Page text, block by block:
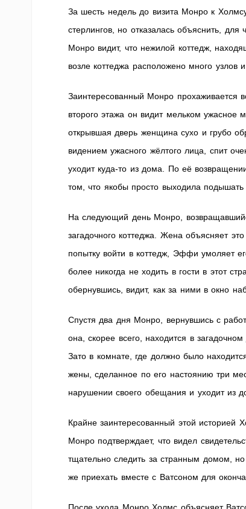
За шесть недель до визита Монро к
стерлингов, но отказалась объяснить,
Монро видит, что нежилой коттедж,
возле коттеджа расположено много узлов
Заинтересованный Монро прохаживается
второго этажа он видит мельком ужасное
открывшая дверь женщина сухо и грубо
видением ужасного жёлтого лица, спит
уходит куда-то из дома. По её
том, что якобы просто выходила подышать
На следующий день Монро,
загадочного коттеджа. Жена объясняет
попытку войти в коттедж, Эффи умоляет
более никогда не ходить в гости в этот
обернувшись, видит, как за ними в окно
Спустя два дня Монро, вернувшись с
она, скорее всего, находится в
Зато в комнате, где должно было
жены, сделанное по его настоянию три
нарушении своего обещания и уходит из
Крайне заинтересованный этой
Монро подтверждает, что видел
тщательно следить за странным домом,
же приехать вместе с Ватсоном для